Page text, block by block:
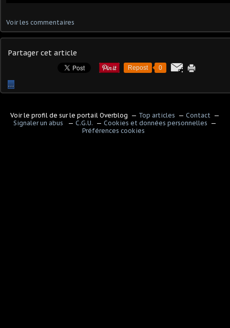
Voir les commentaires
Partager cet article
Repost 0
…
Voir le profil de sur le portail Overblog Top articles
Contact
Signaler un abus
C.G.U.
Cookies et données personnelles
Préférences cookies